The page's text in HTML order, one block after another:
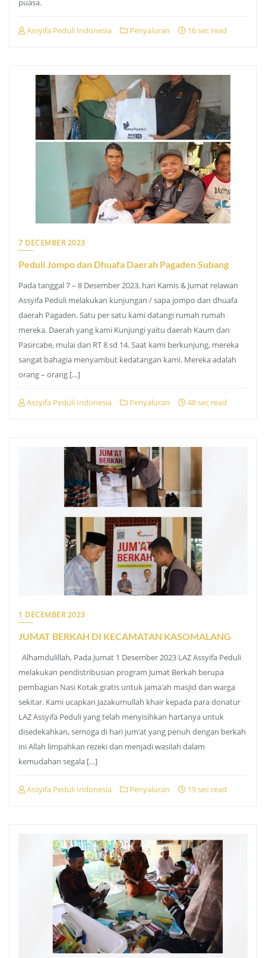
puasa.
Assyifa Peduli Indonesia Penyaluran 16 sec read
7 DECEMBER 2023
Peduli Jompo dan Dhuafa Daerah Pagaden Subang
Pada tanggal 7 – 8 Desember 2023, hari Kamis & Jumat relawan
Assyifa Peduli melakukan kunjungan / sapa jompo dan dhuafa
daerah Pagaden. Satu per satu kami datangi rumah rumah
mereka. Daerah yang kami Kunjungi yaitu daerah Kaum dan
Pasircabe, mulai dari RT 8 sd 14. Saat kami berkunjung, mereka
sangat bahagia menyambut kedatangan kami. Mereka adalah
orang – orang […]
Assyifa Peduli Indonesia Penyaluran 48 sec read
1 DECEMBER 2023
JUMAT BERKAH DI KECAMATAN KASOMALANG
Alhamdulillah, Pada Jumat 1 Desember 2023 LAZ Assyifa Peduli
melakukan pendistribusian program Jumat Berkah berupa
pembagian Nasi Kotak gratis untuk jama'ah masjid dan warga
sekitar. Kami ucapkan Jazakumullah khair kepada para donatur
LAZ Assyifa Peduli yang telah menyisihkan hartanya untuk
disedekahkan, semoga di hari jum'at yang penuh dengan berkah
ini Allah limpahkan rezeki dan menjadi wasilah dalam
kemudahan segala […]
Assyifa Peduli Indonesia Penyaluran 19 sec read